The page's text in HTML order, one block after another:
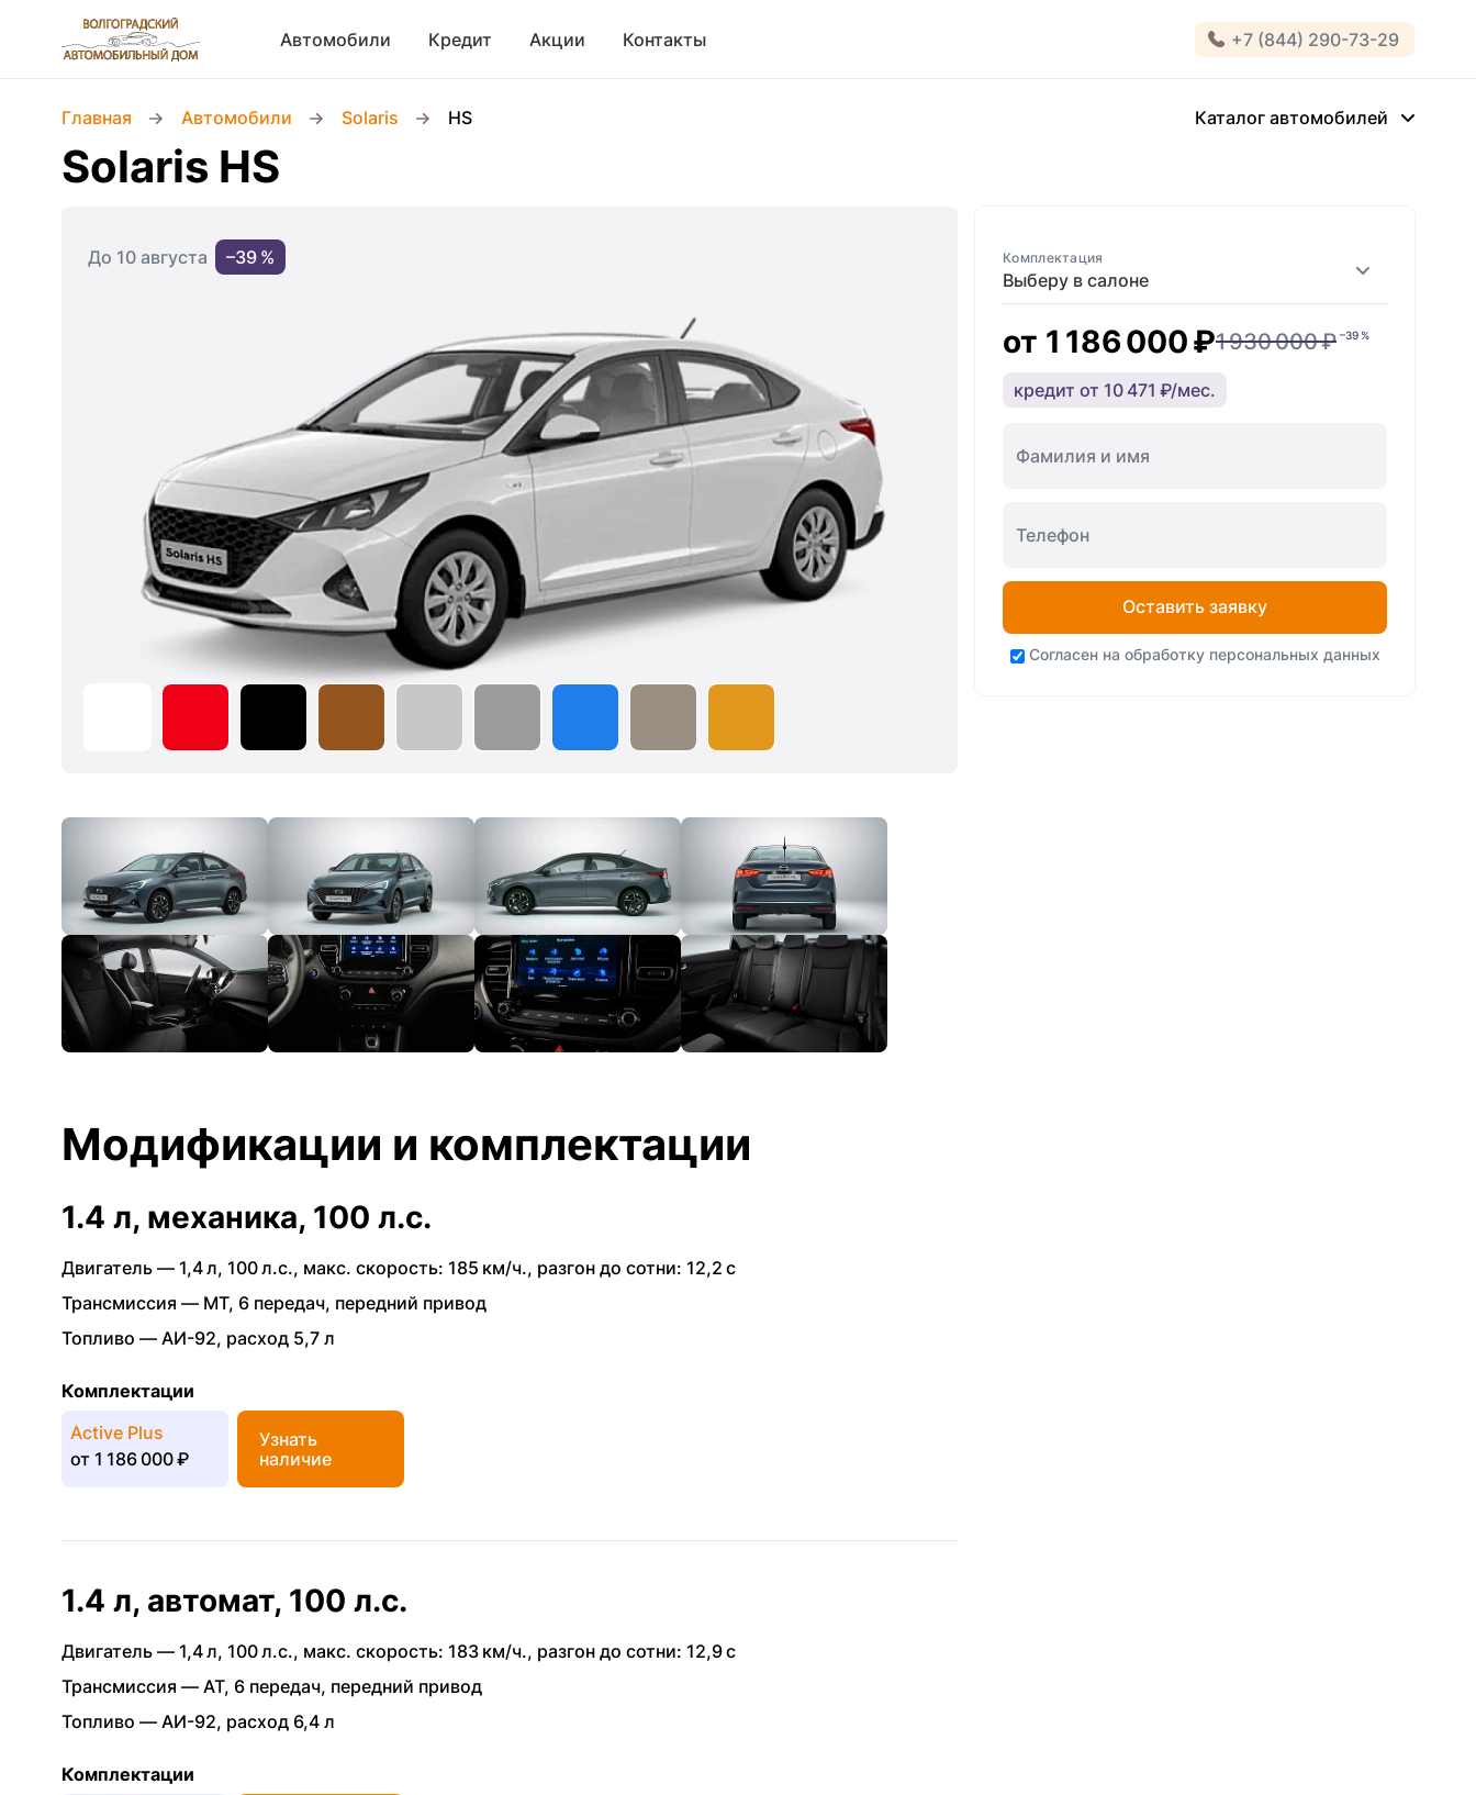
Автомобили Кредит Акции Контакты +7 (844) 290-73-29
Главная Автомобили Solaris HS Каталог автомобилей
Solaris HS
До 10 августа
–39 %
Выберу в салоне
Комплектация
от 1 186 000 ₽1 930 000 ₽ –39 %
кредит от 10 471 ₽/мес.
Оставить заявку
Согласен на обработку персональных данных
Модификации и комплектации
1.4 л, механика, 100 л.с.
Двигатель — 1,4 л, 100 л.с., макс. скорость: 185 км/ч., разгон до сотни: 12,2 с
Трансмиссия — MT, 6 передач, передний привод
Топливо — АИ-92, расход 5,7 л
Комплектации
Active Plus
от 1 186 000 ₽
Узнать
наличие
1.4 л, автомат, 100 л.с.
Двигатель — 1,4 л, 100 л.с., макс. скорость: 183 км/ч., разгон до сотни: 12,9 с
Трансмиссия — AT, 6 передач, передний привод
Топливо — АИ-92, расход 6,4 л
Комплектации